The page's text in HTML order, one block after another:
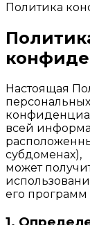
Политика
Настоящая
всей
субдоменах),
может
его программ
1.